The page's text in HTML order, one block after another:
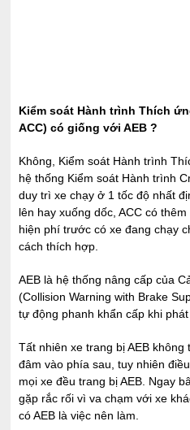
Kiểm soát Hành trình Thích
ACC) có giống với AEB ?
Không, Kiểm soát Hành trình
hệ thống Kiểm soát Hành trình
duy trì xe chạy ở 1 tốc độ nhất
lên hay xuống dốc, ACC có
hiện phí trước có xe đang chạy
cách thích hợp.
AEB là hệ thống nâng cấp của
(Collision Warning with Brake
tự động phanh khẩn cấp khi
Tất nhiên xe trang bị AEB
đâm vào phía sau, tuy nhiên
mọi xe đều trang bị AEB. Ngay
gặp rắc rối vì va chạm với xe
có AEB là việc nên làm.